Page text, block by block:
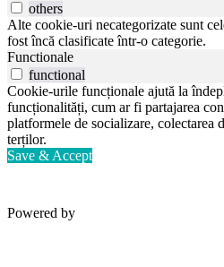
others
Alte cookie-uri necategorizate sunt
fost încă clasificate într-o categorie.
Functionale
functional
Cookie-urile funcționale ajută la
funcționalități, cum ar fi partajarea
platformele de socializare, colectarea
terților.
Save & Accept
Powered by